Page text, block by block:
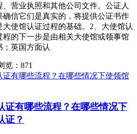
营业执照和其他公司文件。公证人
确信它们是真实的，将提供公证书作
大使馆认证过程的基础。2、大使馆认
程的下一步是由相关大使馆或领事馆
；英国方面认
览：871
证有哪些流程？在哪些情况下
证？